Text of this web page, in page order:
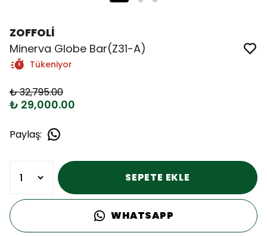
ZOFFOLİ
Minerva Globe Bar(Z31-A)
Tükeniyor
₺ 32,795.00
₺ 29,000.00
Paylaş:
SEPETE EKLE
WHATSAPP